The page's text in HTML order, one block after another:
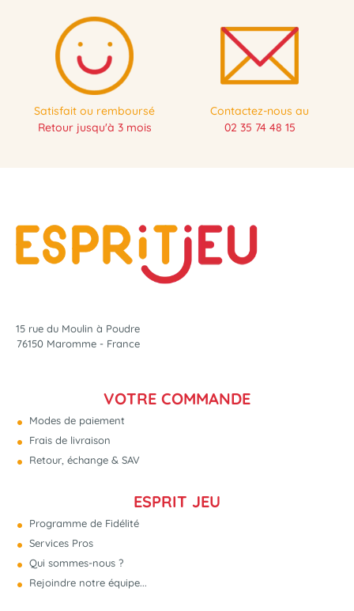
Satisfait ou remboursé
Retour jusqu'à 3 mois
Contactez-nous au
02 35 74 48 15
15 rue du Moulin à Poudre
76150 Maromme - France
VOTRE COMMANDE
Modes de paiement
Frais de livraison
Retour, échange & SAV
ESPRIT JEU
Programme de Fidélité
Services Pros
Qui sommes-nous ?
Rejoindre notre équipe...